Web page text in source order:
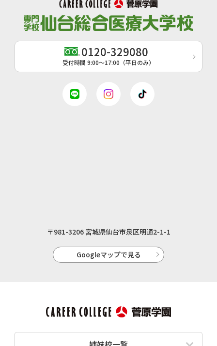
0120-329080
受付時間 9:00〜17:00（平日のみ）
〒981-3206 宮城県仙台市泉区明通2-1-1
Googleマップで見る